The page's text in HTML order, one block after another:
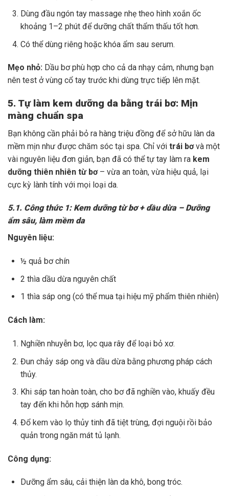
Dùng đầu ngón tay massage nhẹ theo hình xoắn ốc
khoảng 1–2 phút để dưỡng chất thẩm thấu tốt hơn.
Có thể dùng riêng hoặc khóa ẩm sau serum.
Mẹo nhỏ: Dầu bơ phù hợp cho cả da nhạy cảm, nhưng bạn
nên test ở vùng cổ tay trước khi dùng trực tiếp lên mặt.
5. Tự làm kem dưỡng da bằng trái bơ: Mịn
màng chuẩn spa
Bạn không cần phải bỏ ra hàng triệu đồng để sở hữu làn da
mềm mịn như được chăm sóc tại spa. Chỉ với trái bơvà một
vài nguyên liệu đơn giản, bạn đã có thể tự tay làm ra kem
dưỡng thiên nhiên từ bơ– vừa an toàn, vừa hiệu quả, lại
cực kỳ lành tính với mọi loại da.
5.1. Công thức 1: Kem dưỡng từ bơ + dầu dừa – Dưỡng
ẩm sâu, làm mềm da
Nguyên liệu:
½ quả bơ chín
2 thìa dầu dừa nguyên chất
1 thìa sáp ong (có thể mua tại hiệu mỹ phẩm thiên nhiên)
Cách làm:
Nghiền nhuyễn bơ, lọc qua rây để loại bỏ xơ.
Đun chảy sáp ong và dầu dừa bằng phương pháp cách
thủy.
Khi sáp tan hoàn toàn, cho bơ đã nghiền vào, khuấy đều
tay đến khi hỗn hợp sánh mịn.
Đổ kem vào lọ thủy tinh đã tiệt trùng, đợi nguội rồi bảo
quản trong ngăn mát tủ lạnh.
Công dụng:
Dưỡng ẩm sâu, cải thiện làn da khô, bong tróc.